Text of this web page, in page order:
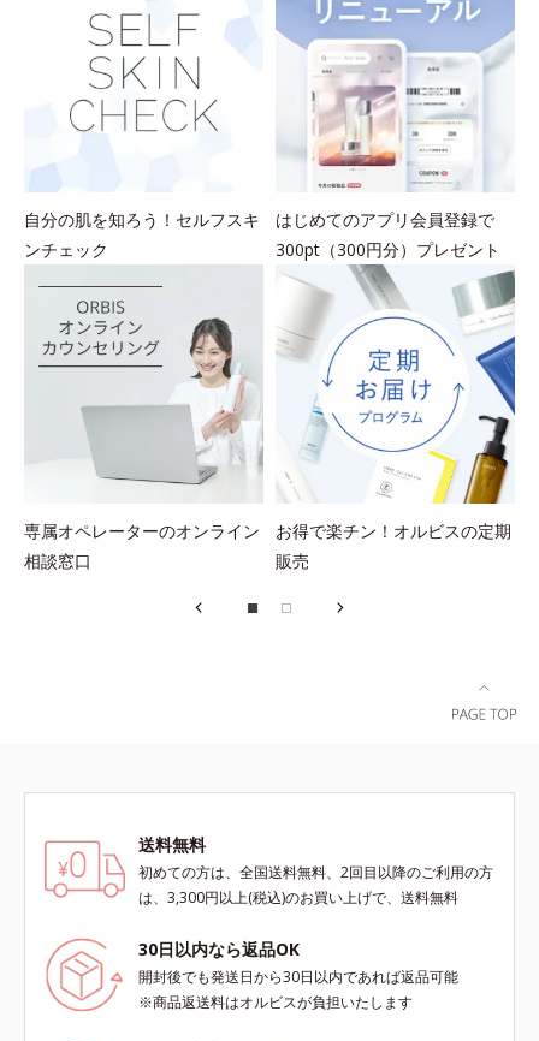
自分の肌を知ろう！セルフスキ
ンチェック
はじめてのアプリ会員登録で
300pt（300円分）プレゼント
専属オペレーターのオンライン
相談窓口
お得で楽チン！オルビスの定期
販売
送料無料
初めての方は、全国送料無料、2回目以降のご利用の方
は、3,300円以上(税込)のお買い上げで、送料無料
30日以内なら返品OK
開封後でも発送日から30日以内であれば返品可能
※商品返送料はオルビスが負担いたします